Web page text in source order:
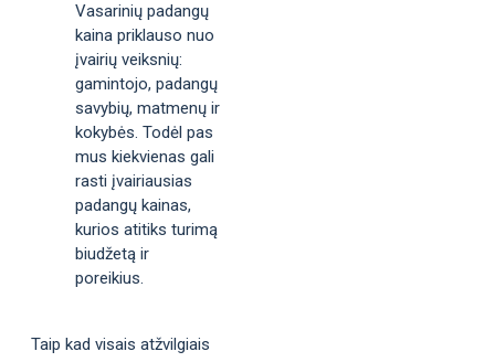
Vasarinių padangų
kaina priklauso nuo
įvairių veiksnių:
gamintojo, padangų
savybių, matmenų ir
kokybės. Todėl pas
mus kiekvienas gali
rasti įvairiausias
padangų kainas,
kurios atitiks turimą
biudžetą ir
poreikius.
Taip kad visais atžvilgiais